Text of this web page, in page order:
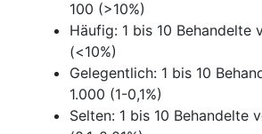
100 (>10%)
Häufig: 1 bis 10 Behandelte
(<10%)
Gelegentlich: 1 bis 10
1.000 (1-0,1%)
Selten: 1 bis 10 Behandelte